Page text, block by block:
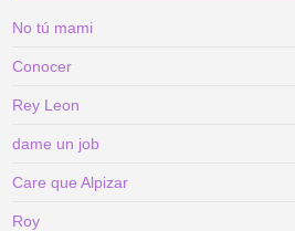
No tú mami
Conocer
Rey Leon
dame un job
Care que Alpizar
Roy